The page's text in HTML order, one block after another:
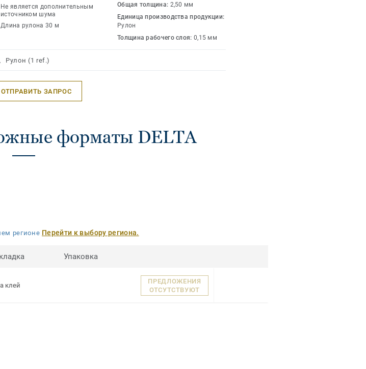
Не является дополнительным
источником шума
Длина рулона 30 м
Общая толщина: 2,50 мм
Единица производства продукции:
Рулон
Толщина рабочего слоя: 0,15 мм
Рулон (1 ref.)
ОТПРАВИТЬ ЗАПРОС
форматы DELTA
регионе Перейти к выбору региона.
Упаковка
клей
ПРЕДЛОЖЕНИЯ
ОТСУТСТВУЮТ